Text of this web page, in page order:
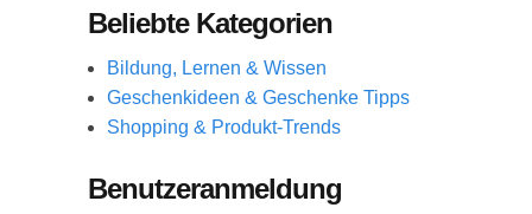
Beliebte Kategorien
Bildung, Lernen & Wissen
Geschenkideen & Geschenke Tipps
Shopping & Produkt-Trends
Benutzeranmeldung